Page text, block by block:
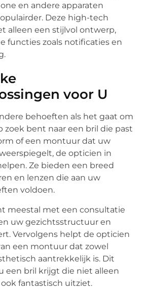
en andere apparaten
Deze high-tech
alleen een stijlvol ontwerp,
functies zoals notificaties en
voor U
behoeften als het gaat om
zoek bent naar een bril die past
of een montuur dat uw
de opticien in
Ze bieden een breed
en lenzen die aan uw
voldoen.
meestal met een consultatie
uw gezichtsstructuur en
Vervolgens helpt de opticien
een montuur dat zowel
aantrekkelijk is. Dit
een bril krijgt die niet alleen
fantastisch uitziet.